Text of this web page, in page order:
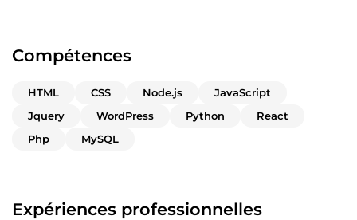
Compétences
HTML CSS Node.js
JavaScript
Jquery
WordPress Python
React
Php
MySQL
Expériences professionnelles